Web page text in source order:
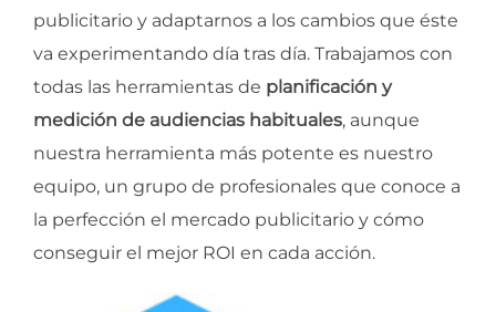
publicitario y adaptarnos a los cambios que éste
va experimentando día tras día. Trabajamos con
todas las herramientas de planificación y
medición de audiencias habituales, aunque
nuestra herramienta más potente es nuestro
equipo, un grupo de profesionales que conoce a
la perfección el mercado publicitario y cómo
conseguir el mejor ROI en cada acción.